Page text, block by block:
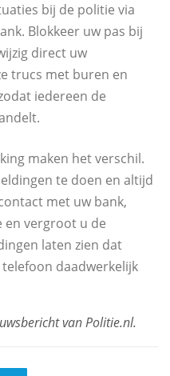
bij de politie via
Blokkeer uw pas bij
direct uw
trucs met buren en
iedereen de
maken het verschil.
te doen en altijd
met uw bank,
en vergroot u de
laten zien dat
daadwerkelijk